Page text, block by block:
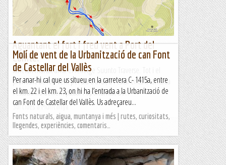
Aguantant el fort i fred vent a Port del
Comte.
Itinerari marcat amb el rellotge Suunto Traverse. Tot i el
pronòstic de fort vent pel dia d'avui, a l'estar encara tancada
l'estació no deixem passar l'oportunitat de...
Sortides a Muntanya
Molí de vent de la Urbanització de can Font
de Castellar del Vallès
Per anar-hi cal que us situeu en la carretera C- 1415a, entre
el km. 22 i el km. 23, on hi ha l’entrada a la Urbanització de
can Font de Castellar del Vallès. Us adreçareu...
Fonts naturals, aigua, muntanya i més | rutes, curiositats,
llegendes, experiències, comentaris…